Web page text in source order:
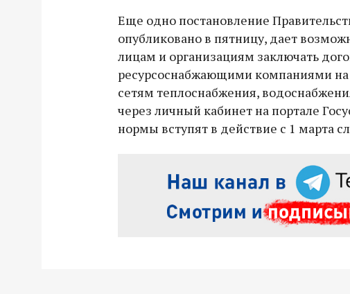
Еще одно постановление
опубликовано в пятницу, дает
лицам и организациям заключать
ресурсоснабжающими компаниями
сетям теплоснабжения,
через личный кабинет на портале
нормы вступят в действие с 1 марта